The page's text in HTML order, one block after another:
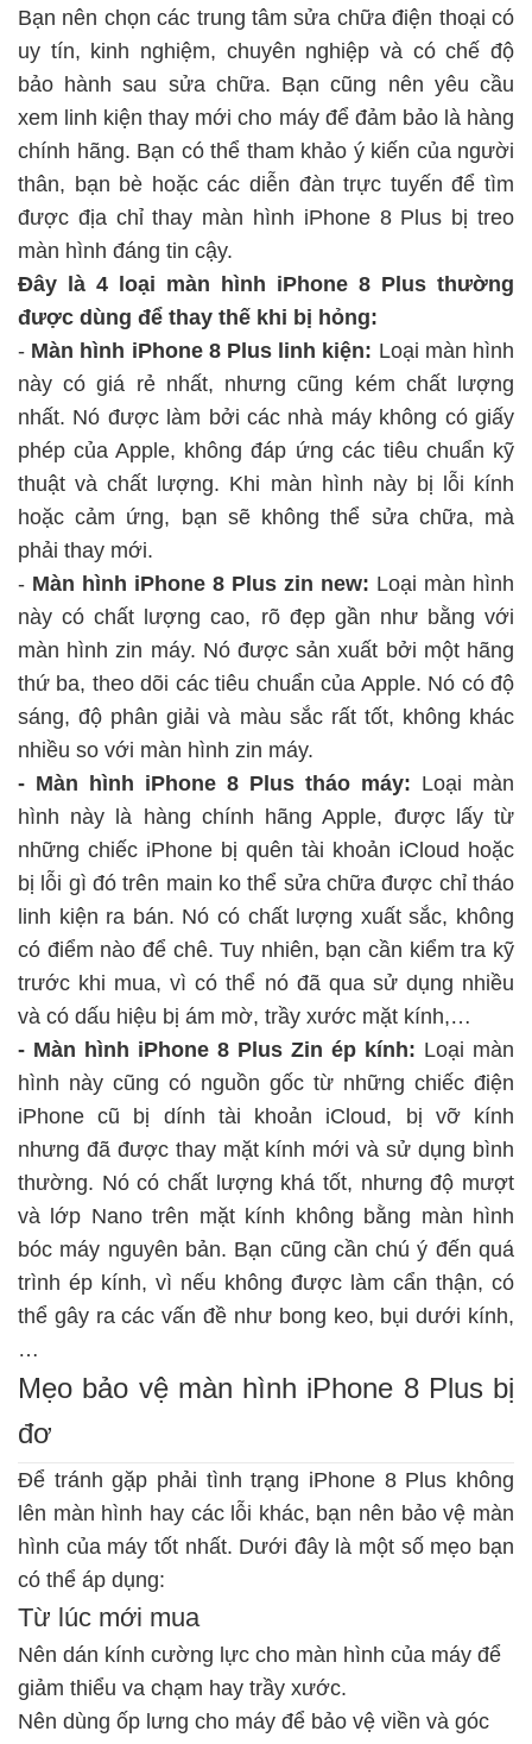
Bạn nên chọn các trung tâm sửa chữa điện thoại có
uy tín, kinh nghiệm, chuyên nghiệp và có chế độ
bảo hành sau sửa chữa. Bạn cũng nên yêu cầu
xem linh kiện thay mới cho máy để đảm bảo là hàng
chính hãng. Bạn có thể tham khảo ý kiến của người
thân, bạn bè hoặc các diễn đàn trực tuyến để tìm
được địa chỉthay màn hình iPhone 8 Plus bị treo
màn hình đáng tin cậy.
Đây là 4 loại màn hình iPhone 8 Plus thường
được dùng để thay thế khi bị hỏng:
- Màn hình iPhone 8 Plus linh kiện: Loại màn hình
này có giá rẻ nhất, nhưng cũng kém chất lượng
nhất. Nó được làm bởi các nhà máy không có giấy
phép của Apple, không đáp ứng các tiêu chuẩn kỹ
thuật và chất lượng. Khi màn hình này bị lỗi kính
hoặc cảm ứng, bạn sẽ không thể sửa chữa, mà
phải thay mới.
- Màn hình iPhone 8 Plus zin new: Loại màn hình
này có chất lượng cao, rõ đẹp gần như bằng với
màn hình zin máy. Nó được sản xuất bởi một hãng
thứ ba, theo dõi các tiêu chuẩn của Apple. Nó có độ
sáng, độ phân giải và màu sắc rất tốt, không khác
nhiều so với màn hình zin máy.
- Màn hình iPhone 8 Plus tháo máy: Loại màn
hình này là hàng chính hãng Apple, được lấy từ
những chiếc iPhone bị quên tài khoản iCloud hoặc
bị lỗi gì đó trên main ko thể sửa chữa được chỉ tháo
linh kiện ra bán. Nó có chất lượng xuất sắc, không
có điểm nào để chê. Tuy nhiên, bạn cần kiểm tra kỹ
trước khi mua, vì có thể nó đã qua sử dụng nhiều
và có dấu hiệu bị ám mờ, trầy xước mặt kính,…
- Màn hình iPhone 8 Plus Zin ép kính: Loại màn
hình này cũng có nguồn gốc từ những chiếc điện
iPhone cũ bị dính tài khoản iCloud, bị vỡ kính
nhưng đã được thay mặt kính mới và sử dụng bình
thường. Nó có chất lượng khá tốt, nhưng độ mượt
và lớp Nano trên mặt kính không bằng màn hình
bóc máy nguyên bản. Bạn cũng cần chú ý đến quá
trình ép kính, vì nếu không được làm cẩn thận, có
thể gây ra các vấn đề như bong keo, bụi dưới kính,
…
Mẹo bảo vệ màn hình iPhone 8 Plus bị
đơ
Để tránh gặp phải tình trạng iPhone 8 Plus không
lên màn hình hay các lỗi khác, bạn nên bảo vệ màn
hình của máy tốt nhất. Dưới đây là một số mẹo bạn
có thể áp dụng:
Từ lúc mới mua
Nên dán kính cường lực cho màn hình của máy để
giảm thiểu va chạm hay trầy xước.
Nên dùng ốp lưng cho máy để bảo vệ viền và góc